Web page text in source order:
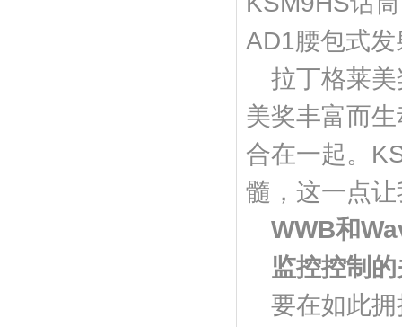
AD1腰包式
拉丁格莱
美奖丰富而
合在一起。
髓，这一点
WWB和
监控控制
要在如此